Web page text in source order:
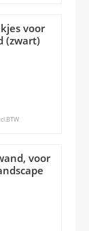
voor
(zwart)
voor